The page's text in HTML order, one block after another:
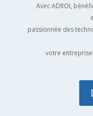
Avec ADROI,
passionnée des
votre